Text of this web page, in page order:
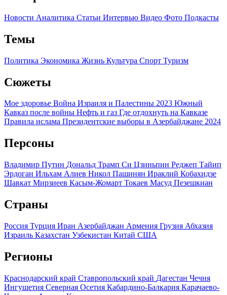
Новости Аналитика Статьи Интервью Видео Фото Подкасты
Темы
Политика Экономика Жизнь Культура Спорт Туризм
Сюжеты
Мое здоровье Война Израиля и Палестины 2023 Южный
Кавказ после войны Нефть и газ Где отдохнуть на Кавказе
Правила ислама Президентские выборы в Азербайджане 2024
Персоны
Владимир Путин Дональд Трамп Си Цзиньпин Реджеп Тайип
Эрдоган Ильхам Алиев Никол Пашинян Ираклий Кобахидзе
Шавкат Мирзиеев Касым-Жомарт Токаев Масуд Пезешкиан
Страны
Россия Турция Иран Азербайджан Армения Грузия Абхазия
Израиль Казахстан Узбекистан Китай США
Регионы
Краснодарский край Ставропольский край Дагестан Чечня
Ингушетия Северная Осетия Кабардино-Балкария Карачаево-